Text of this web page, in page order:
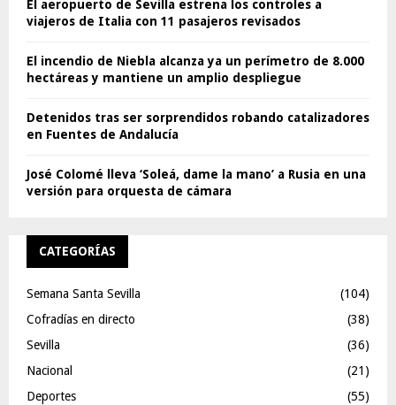
El aeropuerto de Sevilla estrena los controles a
viajeros de Italia con 11 pasajeros revisados
El incendio de Niebla alcanza ya un perímetro de 8.000
hectáreas y mantiene un amplio despliegue
Detenidos tras ser sorprendidos robando catalizadores
en Fuentes de Andalucía
José Colomé lleva ‘Soleá, dame la mano’ a Rusia en una
versión para orquesta de cámara
CATEGORÍAS
Semana Santa Sevilla
(104)
Cofradías en directo
(38)
Sevilla
(36)
Nacional
(21)
Deportes
(55)